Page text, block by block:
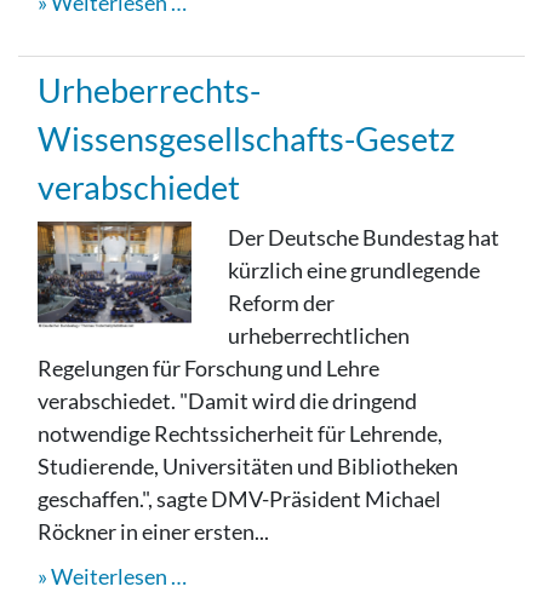
Urheberrechts-
Wissensgesellschafts-Gesetz
verabschiedet
Der Deutsche Bundestag hat
kürzlich eine grundlegende
Reform der
urheberrechtlichen
Regelungen für Forschung und Lehre
verabschiedet. "Damit wird die dringend
notwendige Rechtssicherheit für Lehrende,
Studierende, Universitäten und Bibliotheken
geschaffen.", sagte DMV-Präsident Michael
Röckner in einer ersten...
Weiterlesen …